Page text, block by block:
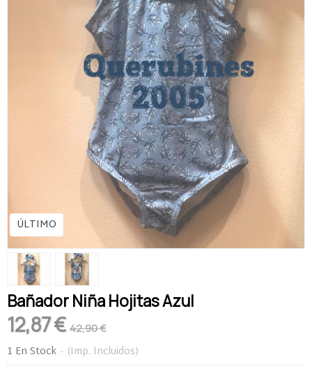
ÚLTIMO
Bañador Niña Hojitas Azul
12,87 € 42,90 €
1 En Stock - (Imp. Incluidos)